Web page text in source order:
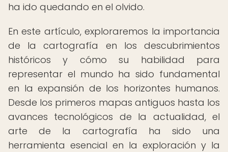
ha ido quedando en el olvido.
En este artículo, exploraremos la importancia
de la cartografía en los descubrimientos
históricos y cómo su habilidad para
representar el mundo ha sido fundamental
en la expansión de los horizontes humanos.
Desde los primeros mapas antiguos hasta los
avances tecnológicos de la actualidad, el
arte de la cartografía ha sido una
herramienta esencial en la exploración y la